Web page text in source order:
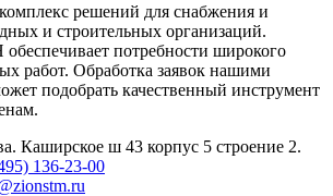
решений для снабжения и
и строительных организаций.
потребности широкого
работ. Обработка заявок нашими
подобрать качественный инструмент
Каширское ш 43 корпус 5 строение 2.
136-23-00